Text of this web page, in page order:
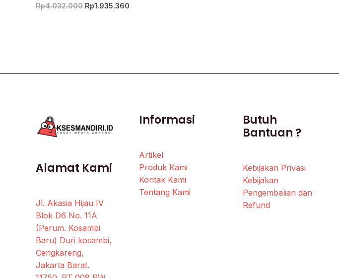
Rp4.032.000 Rp1.935.360
Alamat Kami
Jl. Akasia Hijau IV
Blok D6 No. 11A
(Perum. Kosambi
Baru) Duri kosambi,
Cengkareng,
Jakarta Barat.
Informasi
Artikel
Produk Kami
Kontak Kami
Tentang Kami
Butuh
Bantuan ?
Kebijakan Privasi
Kebijakan
Pengembalian dan
Refund